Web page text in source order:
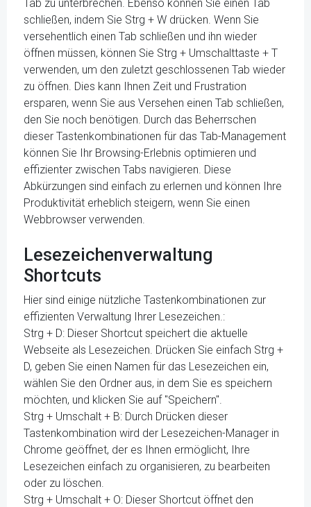
Tab zu unterbrechen. Ebenso können Sie einen Tab
schließen, indem Sie Strg + W drücken. Wenn Sie
versehentlich einen Tab schließen und ihn wieder
öffnen müssen, können Sie Strg + Umschalttaste + T
verwenden, um den zuletzt geschlossenen Tab wieder
zu öffnen. Dies kann Ihnen Zeit und Frustration
ersparen, wenn Sie aus Versehen einen Tab schließen,
den Sie noch benötigen. Durch das Beherrschen
dieser Tastenkombinationen für das Tab-Management
können Sie Ihr Browsing-Erlebnis optimieren und
effizienter zwischen Tabs navigieren. Diese
Abkürzungen sind einfach zu erlernen und können Ihre
Produktivität erheblich steigern, wenn Sie einen
Webbrowser verwenden.
Lesezeichenverwaltung
Shortcuts
Hier sind einige nützliche Tastenkombinationen zur
effizienten Verwaltung Ihrer Lesezeichen.:
Strg + D: Dieser Shortcut speichert die aktuelle
Webseite als Lesezeichen. Drücken Sie einfach Strg +
D, geben Sie einen Namen für das Lesezeichen ein,
wählen Sie den Ordner aus, in dem Sie es speichern
möchten, und klicken Sie auf "Speichern".
Strg + Umschalt + B: Durch Drücken dieser
Tastenkombination wird der Lesezeichen-Manager in
Chrome geöffnet, der es Ihnen ermöglicht, Ihre
Lesezeichen einfach zu organisieren, zu bearbeiten
oder zu löschen.
Strg + Umschalt + O: Dieser Shortcut öffnet den